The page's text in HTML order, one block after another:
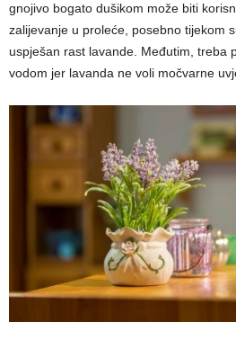
gnojivo bogato dušikom može biti
zalijevanje u proleće, posebno tijekom
uspješan rast lavande. Međutim, treba
vodom jer lavanda ne voli močvarne